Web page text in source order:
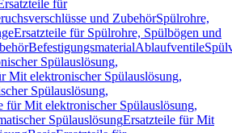
für
und ZubehörSpülrohre,
Ersatzteile für Spülrohre, Spülbögen und
BefestigungsmaterialAblaufventile
Spülauslösung,
Mit elektronischer Spülauslösung,
Spülauslösung,
für Mit elektronischer Spülauslösung,
SpülauslösungErsatzteile für Mit